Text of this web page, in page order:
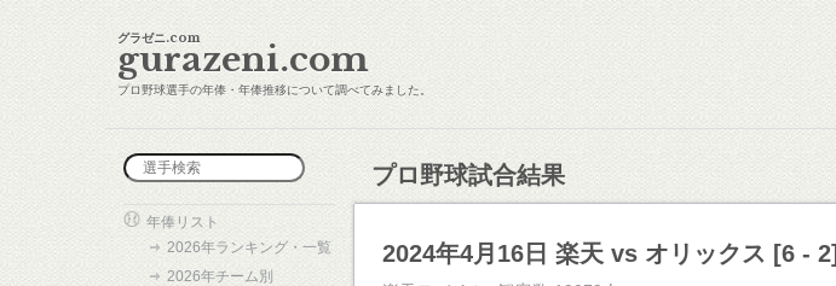
グラゼニ.com
gurazeni.com
プロ野球選手の年俸・年俸推移について調べてみました。
年俸リスト
2026年ランキング・一覧
2026年チーム別
プロ野球試合結果
2024年4月16日 楽天 vs オリックス [6 - 2]